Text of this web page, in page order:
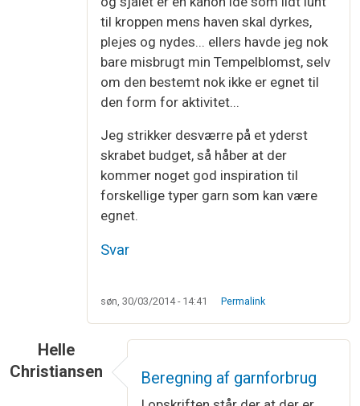
til kroppen mens haven skal dyrkes,
plejes og nydes... ellers havde jeg nok
bare misbrugt min Tempelblomst, selv
om den bestemt nok ikke er egnet til
den form for aktivitet...
Jeg strikker desværre på et yderst
skrabet budget, så håber at der
kommer noget god inspiration til
forskellige typer garn som kan være
egnet.
Svar
søn, 30/03/2014 - 14:41 Permalink
Helle
Christiansen
Beregning af garnforbrug